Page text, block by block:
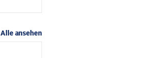
Alle ansehen